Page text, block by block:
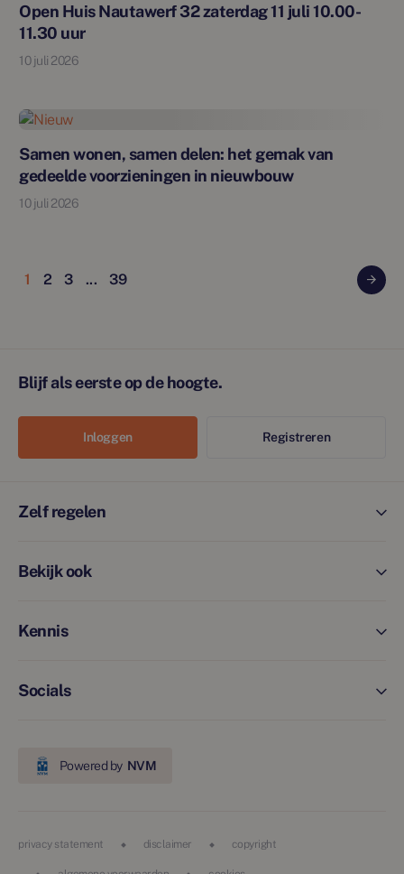
Open Huis Nautawerf 32 zaterdag 11 juli 10.00-
11.30 uur
10 juli 2026
Samen wonen, samen delen: het gemak van
gedeelde voorzieningen in nieuwbouw
10 juli 2026
1 2 3 ... 39
Blijf als eerste op de hoogte.
Inloggen Registreren
Zelf regelen
Bekijk ook
Kennis
Socials
Powered by NVM
privacy statement disclaimer copyright